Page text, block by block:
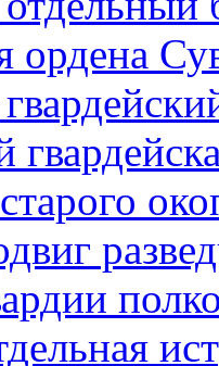
ордена